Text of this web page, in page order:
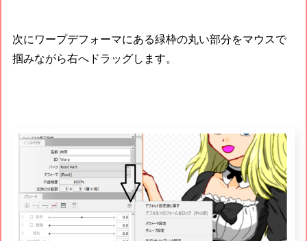
次にワープデフォーマにある緑枠の丸い部分をマウスで
掴みながら右へドラッグします。